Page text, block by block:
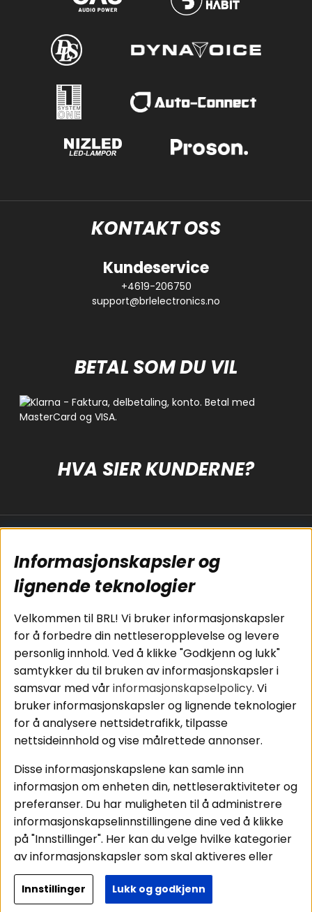
KONTAKT OSS
Kundeservice
+4619-206750
support@brlelectronics.no
BETAL SOM DU VIL
HVA SIER KUNDERNE?
Koblingsguide for
subwoofers
Tilkobling av
bilforsterker
Koblingsguide for
midbasser
Butikker
Våre ambassadører
- Team BRL
Cookies
Kjøpsvilkår
Personvernpolicy
Service / Garanti /
Retur
Billyd
Lyd til hjemmet
Pakkeløsninger
Hva passer i bilen
Instagram
Facebook
Youtube
Tiktok
Copyright © 2026 - BRL Electronics
Informasjonskapsler og
lignende teknologier
Velkommen til BRL! Vi bruker informasjonskapsler
for å forbedre din nettleseropplevelse og levere
personlig innhold. Ved å klikke "Godkjenn og lukk"
samtykker du til bruken av informasjonskapsler i
samsvar med vårinformasjonskapselpolicy. Vi
bruker informasjonskapsler og lignende teknologier
for å analysere nettsidetrafikk, tilpasse
nettsideinnhold og vise målrettede annonser.
Disse informasjonskapslene kan samle inn
informasjon om enheten din, nettleseraktiviteter og
preferanser. Du har muligheten til å administrere
informasjonskapselinnstillingene dine ved å klikke
på "Innstillinger". Her kan du velge hvilke kategorier
av informasjonskapsler som skal aktiveres eller
deaktiveres. Vær oppmerksom på at deaktivering
av noen informasjonskapsler kan påvirke
Innstillinger Lukk og godkjenn